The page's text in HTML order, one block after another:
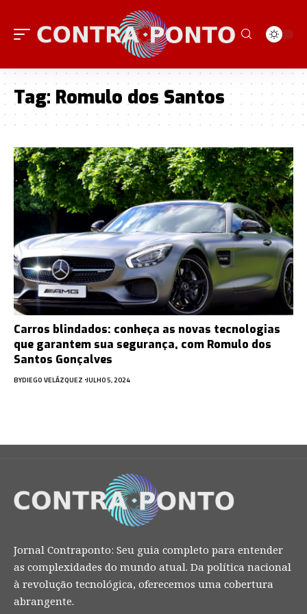
Tag: Romulo dos Santos
Carros blindados: conheça as novas tecnologias
que garantem sua segurança, com Romulo dos
Santos Gonçalves
BYDIEGO VELÁZQUEZ JULHO 5, 2024
Jornal Contraponto: Seu guia completo para entender
as complexidades do mundo atual. Da política nacional
à revolução tecnológica, oferecemos uma cobertura
abrangente.